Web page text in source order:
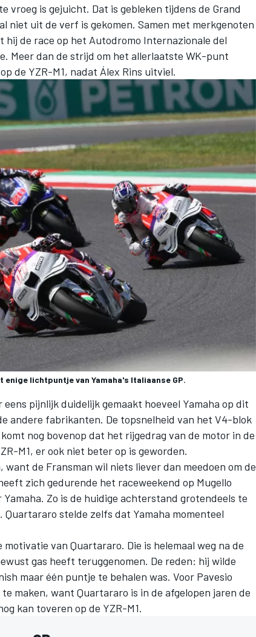
vroeg is gejuicht. Dat is gebleken tijdens de Grand
niet uit de verf is gekomen. Samen met merkgenoten
hij de race op het Autodromo Internazionale del
Meer dan de strijd om het allerlaatste WK-punt
de YZR-M1, nadat Álex Rins uitviel.
lichtpuntje van Yamaha's Italiaanse GP.
pijnlijk duidelijk gemaakt hoeveel Yamaha op dit
andere fabrikanten. De topsnelheid van het V4-blok
nog bovenop dat het rijgedrag van de motor in de
M1, er ook niet beter op is geworden.
de Fransman wil niets liever dan meedoen om de
zich gedurende het raceweekend op Mugello
Zo is de huidige achterstand grotendeels te
stelde zelfs dat Yamaha momenteel
van Quartararo. Die is helemaal weg na de
gas heeft teruggenomen. De reden: hij wilde
maar één puntje te behalen was. Voor Pavesio
maken, want Quartararo is in de afgelopen jaren de
kan toveren op de YZR-M1.